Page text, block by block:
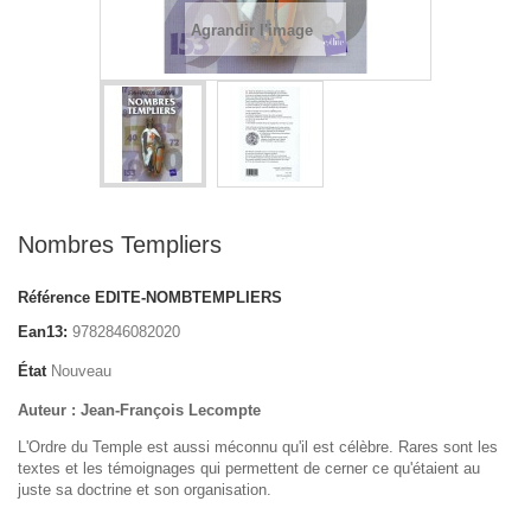
Agrandir l'image
Nombres Templiers
Référence EDITE-NOMBTEMPLIERS
Ean13: 9782846082020
État Nouveau
Auteur : Jean-François Lecompte
L'Ordre du Temple est aussi méconnu qu'il est célèbre. Rares sont les
textes et les témoignages qui permettent de cerner ce qu'étaient au
juste sa doctrine et son organisation.